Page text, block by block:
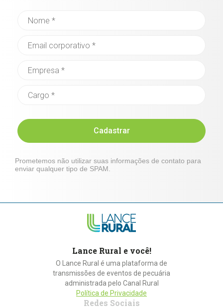
Cadastrar
Prometemos não utilizar suas informações de contato para
enviar qualquer tipo de SPAM.
Lance Rural e você!
O Lance Rural é uma plataforma de
transmissões de eventos de pecuária
administrada pelo Canal Rural
Política de Privacidade
Redes Sociais